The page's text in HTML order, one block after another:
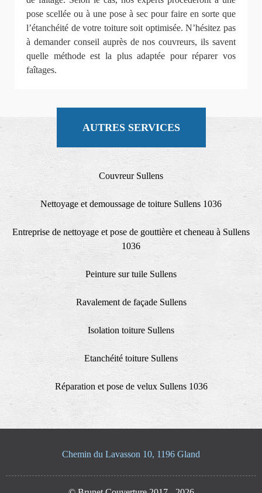
pose scellée ou à une pose à sec pour faire en sorte que
l’étanchéité de votre toiture soit optimisée. N’hésitez pas
à demander conseil auprès de nos couvreurs, ils savent
quelle méthode est la plus adaptée pour réparer vos
faîtages.
AUTRES SERVICES
Couvreur Sullens
Nettoyage et demoussage de toiture Sullens 1036
Entreprise de nettoyage et pose de gouttière et cheneau à Sullens
1036
Peinture sur tuile Sullens
Ravalement de façade Sullens
Isolation toiture Sullens
Etanchéité toiture Sullens
Réparation et pose de velux Sullens 1036
Chemin du Lavasson 10, 1196 Gland